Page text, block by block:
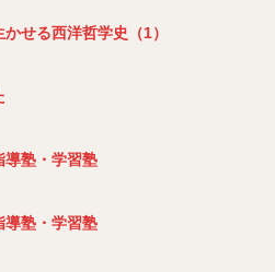
せる西洋哲学史（1）
導塾・学習塾
導塾・学習塾